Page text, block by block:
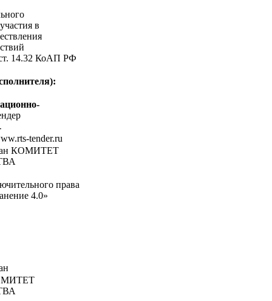
в
ст. 14.32 КоАП РФ
tender.ru
КОМИТЕТ
права
4.0»